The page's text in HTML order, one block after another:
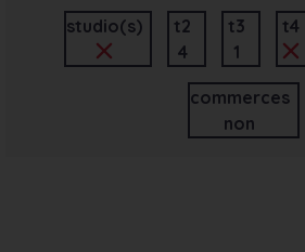
studio(s)
t2
4
t3
1
t4
commerces
non